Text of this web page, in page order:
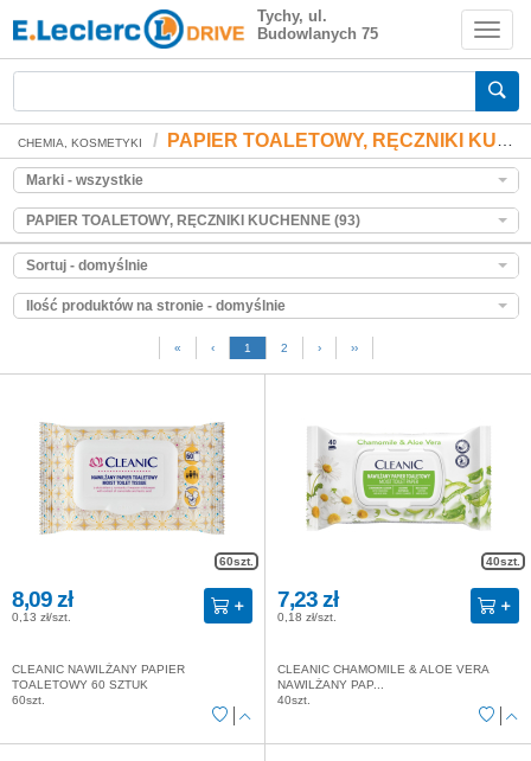
PAPIER TOALETOWY, RĘCZNIKI
KUCHENNE
Tychy, ul.
Budowlanych 75
CHEMIA, KOSMETYKI PAPIER TOALETOWY, RĘCZNIKI KUCHENNE
Marki - wszystkie
PAPIER TOALETOWY, RĘCZNIKI KUCHENNE (93)
Sortuj - domyślnie
Ilość produktów na stronie - domyślnie
« ‹ 1 2 › ››
60szt.
8,09 zł
0,13 zł/szt.
CLEANIC NAWILŻANY PAPIER
TOALETOWY 60 SZTUK
60szt.
40szt.
7,23 zł
0,18 zł/szt.
CLEANIC CHAMOMILE & ALOE VERA
NAWILŻANY PAP...
40szt.